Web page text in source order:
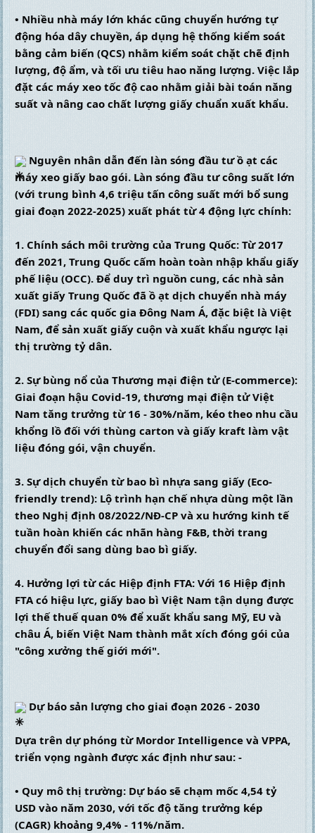
• Nhiều nhà máy lớn khác cũng chuyển hướng tự
động hóa dây chuyền, áp dụng hệ thống kiểm soát
bằng cảm biến (QCS) nhằm kiểm soát chặt chẽ định
lượng, độ ẩm, và tối ưu tiêu hao năng lượng. Việc lắp
đặt các máy xeo tốc độ cao nhằm giải bài toán năng
suất và nâng cao chất lượng giấy chuẩn xuất khẩu.
Nguyên nhân dẫn đến làn sóng đầu tư ồ ạt các
máy xeo giấy bao gói. Làn sóng đầu tư công suất lớn
(với trung bình 4,6 triệu tấn công suất mới bổ sung
giai đoạn 2022-2025) xuất phát từ 4 động lực chính:
1. Chính sách môi trường của Trung Quốc: Từ 2017
đến 2021, Trung Quốc cấm hoàn toàn nhập khẩu giấy
phế liệu (OCC). Để duy trì nguồn cung, các nhà sản
xuất giấy Trung Quốc đã ồ ạt dịch chuyển nhà máy
(FDI) sang các quốc gia Đông Nam Á, đặc biệt là Việt
Nam, để sản xuất giấy cuộn và xuất khẩu ngược lại
thị trường tỷ dân.
2. Sự bùng nổ của Thương mại điện tử (E-commerce):
Giai đoạn hậu Covid-19, thương mại điện tử Việt
Nam tăng trưởng từ 16 - 30%/năm, kéo theo nhu cầu
khổng lồ đối với thùng carton và giấy kraft làm vật
liệu đóng gói, vận chuyển.
3. Sự dịch chuyển từ bao bì nhựa sang giấy (Eco-
friendly trend): Lộ trình hạn chế nhựa dùng một lần
theo Nghị định 08/2022/NĐ-CP và xu hướng kinh tế
tuần hoàn khiến các nhãn hàng F&B, thời trang
chuyển đổi sang dùng bao bì giấy.
4. Hưởng lợi từ các Hiệp định FTA: Với 16 Hiệp định
FTA có hiệu lực, giấy bao bì Việt Nam tận dụng được
lợi thế thuế quan 0% để xuất khẩu sang Mỹ, EU và
châu Á, biến Việt Nam thành mắt xích đóng gói của
"công xưởng thế giới mới".
Dự báo sản lượng cho giai đoạn 2026 - 2030
Dựa trên dự phóng từ Mordor Intelligence và VPPA,
triển vọng ngành được xác định như sau: -
• Quy mô thị trường: Dự báo sẽ chạm mốc 4,54 tỷ
USD vào năm 2030, với tốc độ tăng trưởng kép
(CAGR) khoảng 9,4% - 11%/năm.